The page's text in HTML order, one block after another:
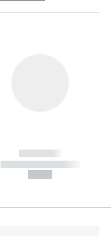
------------
----------- -----------